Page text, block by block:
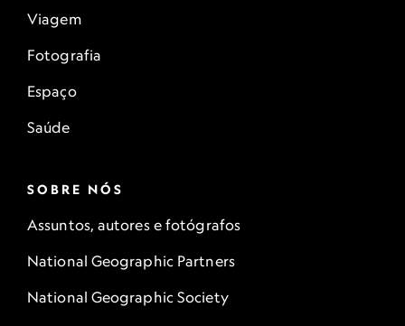
Viagem
Fotografia
Espaço
Saúde
SOBRE NÓS
Assuntos, autores e fotógrafos
National Geographic Partners
National Geographic Society